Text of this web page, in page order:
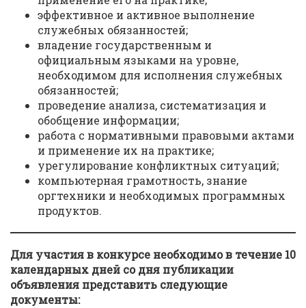
эффективное и активное выполнение
служебных обязанностей;
владение государственным и
официальным языками на уровне,
необходимом для исполнения служебных
обязанностей;
проведение анализа, систематизация и
обобщение информации;
работа с нормативными правовыми актами
и применение их на практике;
урегулирование конфликтных ситуаций;
компьютерная грамотность, знание
оргтехники и необходимых программных
продуктов.
Для участия в конкурсе необходимо в течение 10
календарных дней со дня публикации
объявления представить следующие
документы: